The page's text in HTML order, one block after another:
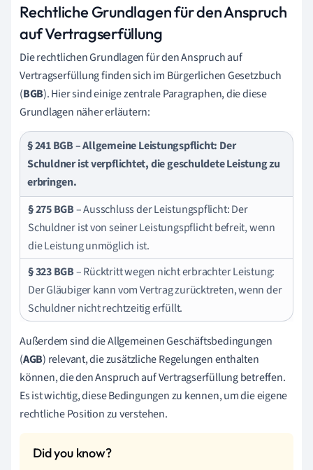
Rechtliche Grundlagen für den Anspruch
auf Vertragserfüllung
Die rechtlichen Grundlagen für den Anspruch auf
Vertragserfüllung finden sich im Bürgerlichen Gesetzbuch
(BGB). Hier sind einige zentrale Paragraphen, die diese
Grundlagen näher erläutern:
§ 241 BGB– Allgemeine Leistungspflicht: Der
Schuldner ist verpflichtet, die geschuldete Leistung zu
erbringen.
§ 275 BGB– Ausschluss der Leistungspflicht: Der
Schuldner ist von seiner Leistungspflicht befreit, wenn
die Leistung unmöglich ist.
§ 323 BGB– Rücktritt wegen nicht erbrachter Leistung:
Der Gläubiger kann vom Vertrag zurücktreten, wenn der
Schuldner nicht rechtzeitig erfüllt.
Außerdem sind die Allgemeinen Geschäftsbedingungen
(AGB) relevant, die zusätzliche Regelungen enthalten
können, die den Anspruch auf Vertragserfüllung betreffen.
Es ist wichtig, diese Bedingungen zu kennen, um die eigene
rechtliche Position zu verstehen.